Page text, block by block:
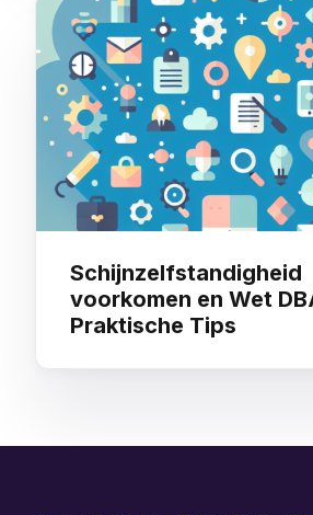
Schijnzelfstandigheid
voorkomen en Wet
Praktische Tips